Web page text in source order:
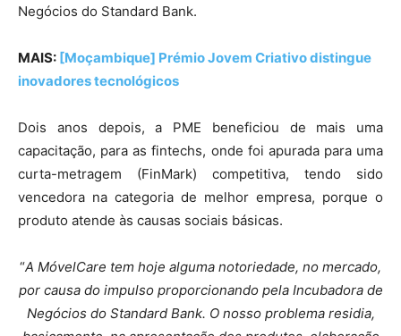
Negócios do Standard Bank.
MAIS: [Moçambique] Prémio Jovem Criativo distingue
inovadores tecnológicos
Dois anos depois, a PME beneficiou de mais uma
capacitação, para as fintechs, onde foi apurada para uma
curta-metragem (FinMark) competitiva, tendo sido
vencedora na categoria de melhor empresa, porque o
produto atende às causas sociais básicas.
“A MóvelCare tem hoje alguma notoriedade, no mercado,
por causa do impulso proporcionando pela Incubadora de
Negócios do Standard Bank. O nosso problema residia,